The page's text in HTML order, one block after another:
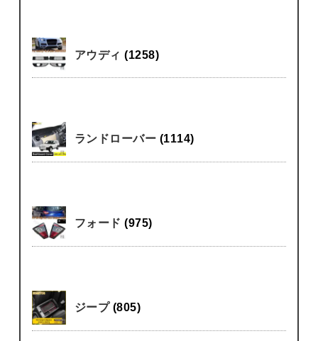
アウディ(1258)
ランドローバー (1114)
フォード(975)
ジープ (805)